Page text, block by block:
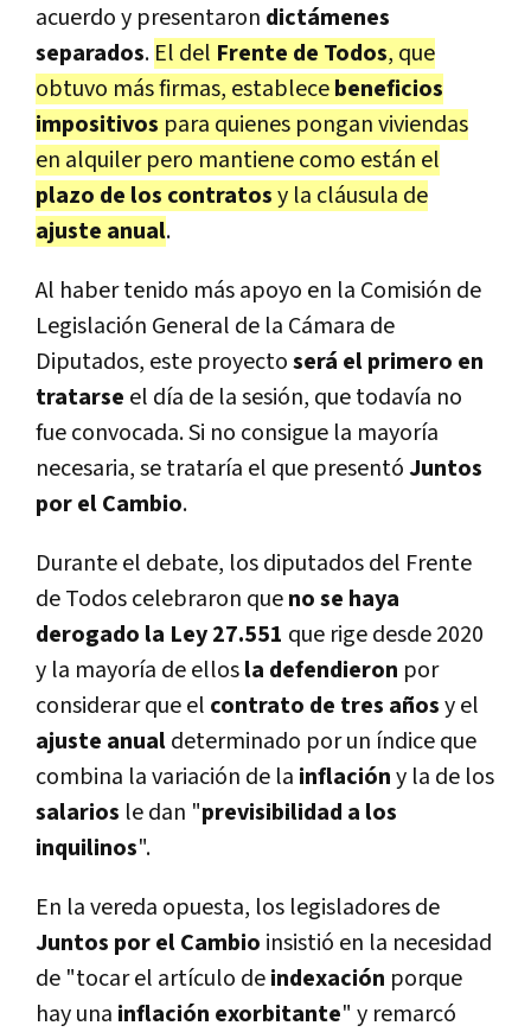
acuerdo y presentaron dictámenes
separados. El del Frente de Todos, que
obtuvo más firmas, establecebeneficios
impositivos para quienes pongan viviendas
en alquiler pero mantiene como están el
plazo de los contratosy la cláusula de
ajuste anual.
Al haber tenido más apoyo en la Comisión de
Legislación General de la Cámara de
Diputados, este proyectoserá el primero en
tratarse el día de la sesión, que todavía no
fue convocada. Si no consigue la mayoría
necesaria, se trataría el que presentóJuntos
por el Cambio.
Durante el debate, los diputados del Frente
de Todos celebraron queno se haya
derogado la Ley 27.551 que rige desde 2020
y la mayoría de ellosla defendieron por
considerar que el contrato de tres añosy el
ajuste anualdeterminado por un índice que
combina la variación de la inflacióny la de los
salarios le dan "previsibilidad a los
inquilinos".
En la vereda opuesta, los legisladores de
Juntos por el Cambio insistió en la necesidad
de "tocar el artículo deindexación porque
hay una inflación exorbitante" y remarcó